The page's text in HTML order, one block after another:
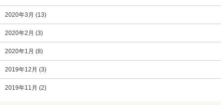
2020年3月 (13)
2020年2月 (3)
2020年1月 (8)
2019年12月 (3)
2019年11月 (2)